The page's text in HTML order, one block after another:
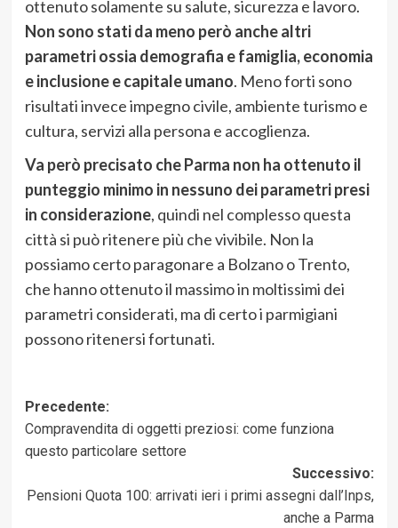
ottenuto solamente su salute, sicurezza e lavoro.
Non sono stati da meno però anche altri
parametri ossia demografia e famiglia, economia
e inclusione e capitale umano. Meno forti sono
risultati invece impegno civile, ambiente turismo e
cultura, servizi alla persona e accoglienza.
Va però precisato che Parma non ha ottenuto il
punteggio minimo in nessuno dei parametri presi
in considerazione, quindi nel complesso questa
città si può ritenere più che vivibile. Non la
possiamo certo paragonare a Bolzano o Trento,
che hanno ottenuto il massimo in moltissimi dei
parametri considerati, ma di certo i parmigiani
possono ritenersi fortunati.
Navigazione
articolo
Precedente:
Compravendita di oggetti preziosi: come funziona
questo particolare settore
Successivo:
Pensioni Quota 100: arrivati ieri i primi assegni dall’Inps,
anche a Parma